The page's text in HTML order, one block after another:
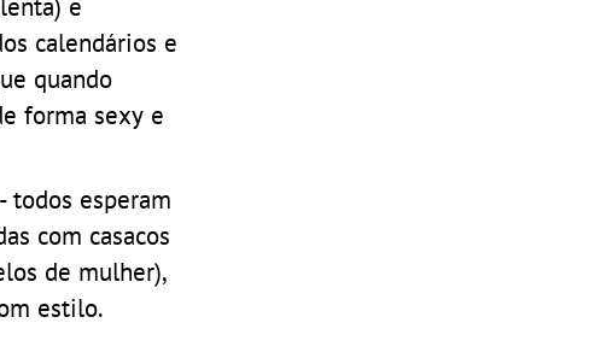
calendários e
quando
forma sexy e
todos esperam
com casacos
de mulher),
estilo.